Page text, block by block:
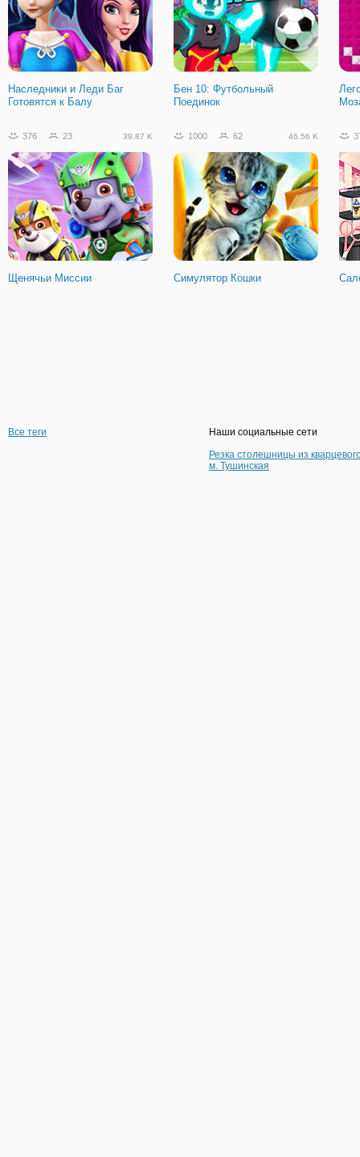
Наследники и Леди Баг
Готовятся к Балу
Бен 10: Футбольный
Поединок
376 23 39.87 K
Щенячьи Миссии
1000 62 46.56 K
Симулятор Кошки
Все теги
Наши социальные сети
Резка столешницы из
м. Тушинская